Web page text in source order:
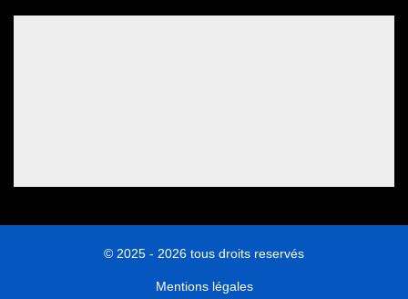
© 2025 - 2026 tous droits reservés
Mentions légales